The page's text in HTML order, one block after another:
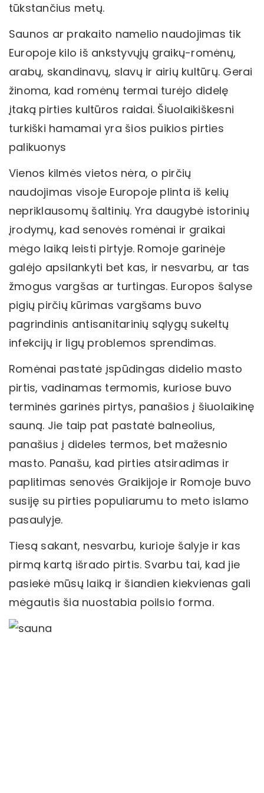
tūkstančius metų.
Saunos ar prakaito namelio naudojimas tik
Europoje kilo iš ankstyvųjų graikų-romėnų,
arabų, skandinavų, slavų ir airių kultūrų. Gerai
žinoma, kad romėnų termai turėjo didelę
įtaką pirties kultūros raidai. Šiuolaikiškesni
turkiški hamamai yra šios puikios pirties
palikuonys
Vienos kilmės vietos nėra, o pirčių
naudojimas visoje Europoje plinta iš kelių
nepriklausomų šaltinių. Yra daugybė istorinių
įrodymų, kad senovės romėnai ir graikai
mėgo laiką leisti pirtyje. Romoje garinėje
galėjo apsilankyti bet kas, ir nesvarbu, ar tas
žmogus vargšas ar turtingas. Europos šalyse
pigių pirčių kūrimas vargšams buvo
pagrindinis antisanitarinių sąlygų sukeltų
infekcijų ir ligų problemos sprendimas.
Romėnai pastatė įspūdingas didelio masto
pirtis, vadinamas termomis, kuriose buvo
terminės garinės pirtys, panašios į šiuolaikinę
sauną. Jie taip pat pastatė balneolius,
panašius į dideles termos, bet mažesnio
masto. Panašu, kad pirties atsiradimas ir
paplitimas senovės Graikijoje ir Romoje buvo
susiję su pirties populiarumu to meto islamo
pasaulyje.
Tiesą sakant, nesvarbu, kurioje šalyje ir kas
pirmą kartą išrado pirtis. Svarbu tai, kad jie
pasiekė mūsų laiką ir šiandien kiekvienas gali
mėgautis šia nuostabia poilsio forma.